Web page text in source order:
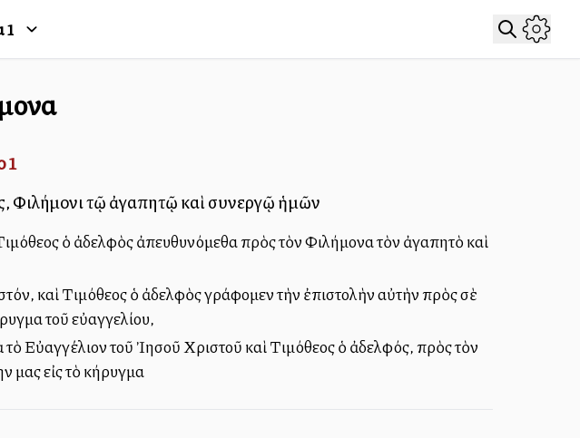
1
1
Φιλήμονι τῷ ἀγαπητῷ καὶ συνεργῷ ἡμῶν
ὁ ἀδελφὸς ἀπευθυνόμεθα πρὸς τὸν Φιλήμονα τὸν ἀγαπητὸ καὶ
καὶ Τιμόθεος ὁ ἀδελφὸς γράφομεν τὴν ἐπιστολὴν αὐτὴν πρὸς σὲ
τοῦ εὐαγγελίου,
Εὐαγγέλιον τοῦ Ἰησοῦ Χριστοῦ καὶ Τιμόθεος ὁ ἀδελφός, πρὸς τὸν
μας εἰς τὸ κήρυγμα